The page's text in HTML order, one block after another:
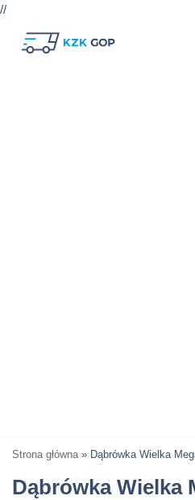
//
Strona główna » Dąbrówka Wielka
Dąbrówka Wielka